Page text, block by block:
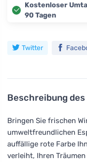
Beschreibung
Bringen Sie frischen
umweltfreundlichen
auffällige rote Farbe
verleiht, Ihren
Kostenloser
90 Tagen
Twitter